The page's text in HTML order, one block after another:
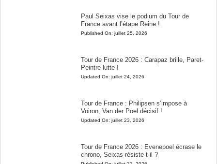
Paul Seixas vise le podium du Tour de
France avant l’étape Reine !
Published On: juillet 25, 2026
Tour de France 2026 : Carapaz brille, Paret-
Peintre lutte !
Updated On: juillet 24, 2026
Tour de France : Philipsen s’impose à
Voiron, Van der Poel décisif !
Updated On: juillet 23, 2026
Tour de France 2026 : Evenepoel écrase le
chrono, Seixas résiste-t-il ?